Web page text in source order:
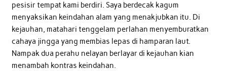
pesisir tempat kami berdiri. Saya berdecak kagum
menyaksikan keindahan alam yang menakjubkan itu. Di
kejauhan, matahari tenggelam perlahan menyemburatkan
cahaya jingga yang membias lepas di hamparan laut.
Nampak dua perahu nelayan berlayar di kejauhan kian
menambah kontras keindahan.